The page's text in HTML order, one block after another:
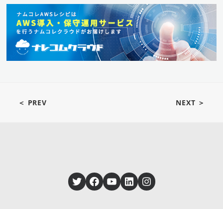
＜ PREV NEXT ＞
Twitter Facebook YouTube LinkedIn Instagram